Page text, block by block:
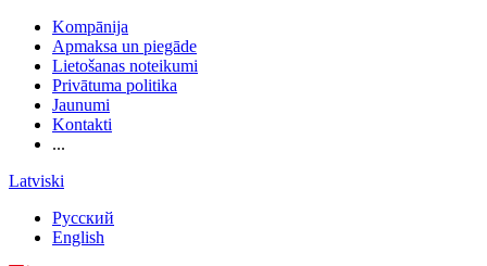
Kompānija
Apmaksa un piegāde
Lietošanas noteikumi
Privātuma politika
Jaunumi
Kontakti
...
Latviski
Русский
English